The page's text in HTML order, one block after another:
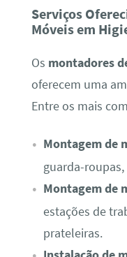
Serviços
Móveis em
Os montadores
oferecem uma
Entre os mais
Montagem de
guarda-
Montagem de
estações de
prateleiras.